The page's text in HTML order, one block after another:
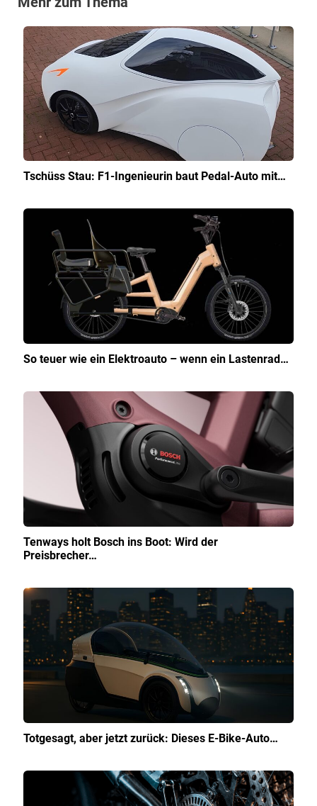
Tschüss Stau: F1-Ingenieurin baut Pedal-Auto mit…
So teuer wie ein Elektroauto – wenn ein Lastenrad…
Tenways holt Bosch ins Boot: Wird der
Preisbrecher…
Totgesagt, aber jetzt zurück: Dieses E-Bike-Auto…